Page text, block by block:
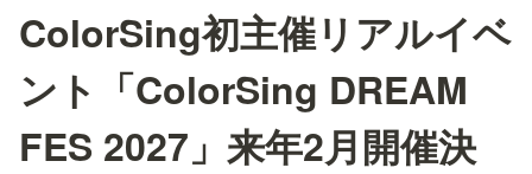
ColorSing初主催リアルイベ
ント「ColorSing DREAM
FES 2027」来年2月開催決